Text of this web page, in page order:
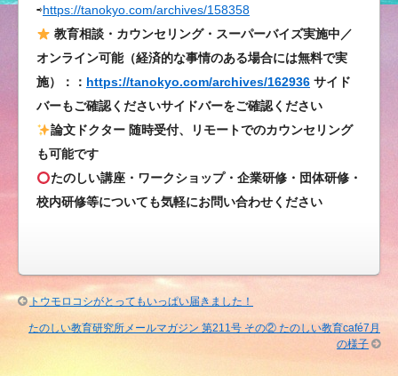
だ
さ
る
け
の
ー
ル
第
211
⇨https://tanokyo.com/archives/158358
教育相談・カウンセリング・スーパーバイズ実施中／
オンライン可能（経済的な事情のある場合には無料で実
施）：： https://tanokyo.com/archives/162936 サイド
バーもご確認くださいサイドバーをご確認ください
論文ドクター 随時受付、リモートでのカウンセリング
も可能です
たのしい講座・ワークショップ・企業研修・団体研修・
校内研修等についても気軽にお問い合わせください
トウモロコシがとってもいっぱい届きました！
たのしい教育研究所メールマガジン 第211号 その② たのしい教育café7月
の様子